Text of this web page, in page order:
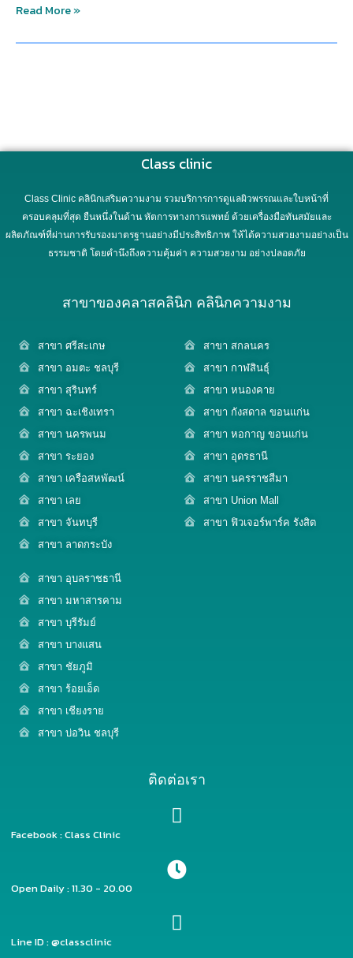
Read More »
Class clinic
Class Clinic คลินิกเสริมความงาม รวมบริการการดูแลผิวพรรณและใบหน้าที่
ครอบคลุมที่สุด ยืนหนึ่งในด้าน หัตการทางการแพทย์ ด้วยเครื่องมือทันสมัยและ
ผลิตภัณฑ์ที่ผ่านการรับรองมาตรฐานอย่างมีประสิทธิภาพ ให้ได้ความสวยงามอย่างเป็น
ธรรมชาติ โดยคำนึงถึงความคุ้มค่า ความสวยงาม อย่างปลอดภัย
สาขาของคลาสคลินิก คลินิกความงาม
สาขา ศรีสะเกษ
สาขา อมตะ ชลบุรี
สาขา สุรินทร์
สาขา ฉะเชิงเทรา
สาขา นครพนม
สาขา ระยอง
สาขา เครือสหพัฒน์
สาขา เลย
สาขา จันทบุรี
สาขา ลาดกระบัง
สาขา สกลนคร
สาขา กาฬสินธุ์
สาขา หนองคาย
สาขา กังสดาล ขอนแก่น
สาขา หอกาญ ขอนแก่น
สาขา อุดรธานี
สาขา นครราชสีมา
สาขา Union Mall
สาขา ฟิวเจอร์พาร์ค รังสิต
สาขา อุบลราชธานี
สาขา มหาสารคาม
สาขา บุรีรัมย์
สาขา บางแสน
สาขา ชัยภูมิ
สาขา ร้อยเอ็ด
สาขา เชียงราย
สาขา บ่อวิน ชลบุรี
ติดต่อเรา
Facebook : Class Clinic
Open Daily : 11.30 - 20.00
Line ID : @classclinic​